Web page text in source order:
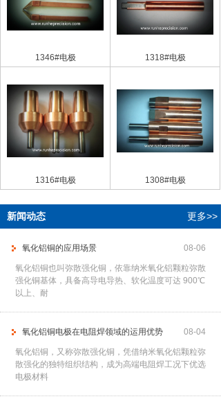
1346#电极 1318#电极
1316#电极 1308#电极
新闻动态 更多>>
08-06
氧化铝铜的应用场景
氧化铝铜也叫弥散强化铜，依靠纳米氧化铝颗粒弥散
强化铜基体，具备高导电导热、软化温度可达 900℃
以上、耐
08-04
氧化铝铜电极在电阻焊领域的运用优势
氧化铝铜，又称弥散强化铜，凭借纳米氧化铝颗粒弥
散强化的独特组织结构，成为高端电阻焊工况下优选
电极材料